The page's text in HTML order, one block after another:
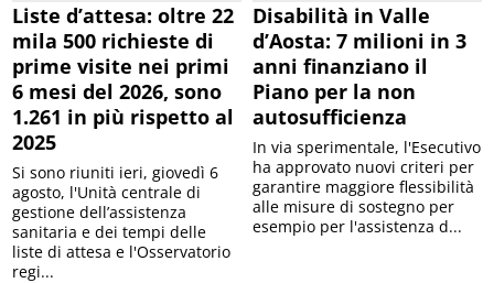
Liste d’attesa: oltre 22
mila 500 richieste di
prime visite nei primi
6 mesi del 2026, sono
1.261 in più rispetto al
2025
Si sono riuniti ieri, giovedì 6
agosto, l'Unità centrale di
gestione dell’assistenza
sanitaria e dei tempi delle
liste di attesa e l'Osservatorio
regi...
Disabilità in Valle
d’Aosta: 7 milioni in 3
anni finanziano il
Piano per la non
autosufficienza
In via sperimentale, l'Esecutivo
ha approvato nuovi criteri per
garantire maggiore flessibilità
alle misure di sostegno per
esempio per l'assistenza d...